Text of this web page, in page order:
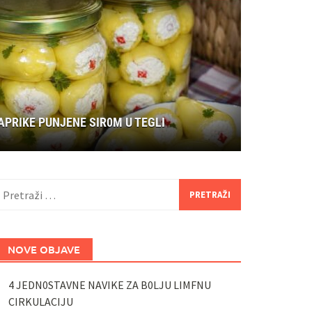
PUNJENE SIR0M U TEGLI
NOVE OBJAVE
4 JEDN0STAVNE NAVIKE ZA B0LJU LIMFNU
CIRKULACIJU